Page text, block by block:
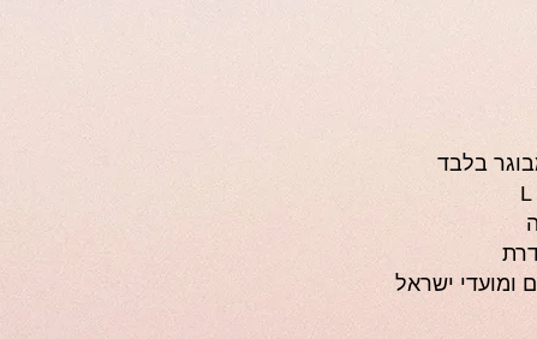
בלבד
ומועדי ישראל